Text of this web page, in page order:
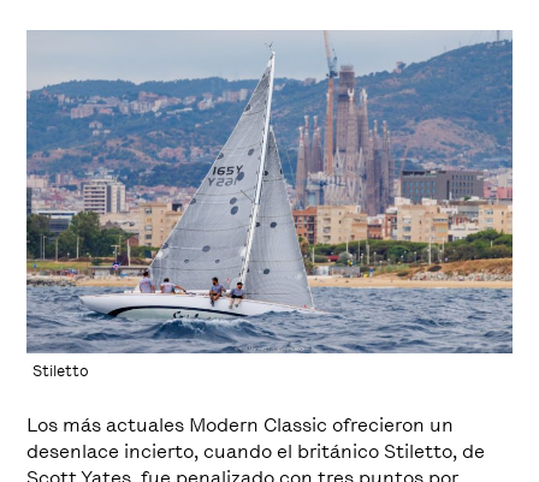
Stiletto
Los más actuales Modern Classic ofrecieron un
desenlace incierto, cuando el británico Stiletto, de